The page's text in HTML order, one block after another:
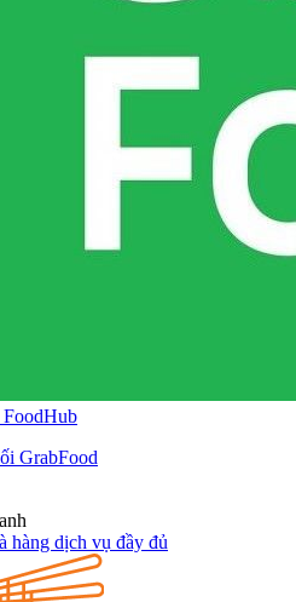
FoodHub
GrabFood
hàng dịch vụ đầy đủ